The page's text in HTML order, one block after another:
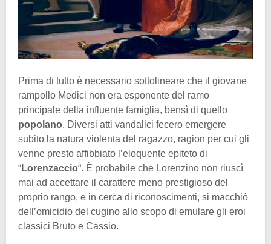
Prima di tutto è necessario sottolineare che il giovane
rampollo Medici non era esponente del ramo
principale della influente famiglia, bensì di quello
popolano. Diversi atti vandalici fecero emergere
subito la natura violenta del ragazzo, ragion per cui gli
venne presto affibbiato l’eloquente epiteto di
“Lorenzaccio“. È probabile che Lorenzino non riuscì
mai ad accettare il carattere meno prestigioso del
proprio rango, e in cerca di riconoscimenti, si macchiò
dell’omicidio del cugino allo scopo di emulare gli eroi
classici Bruto e Cassio.